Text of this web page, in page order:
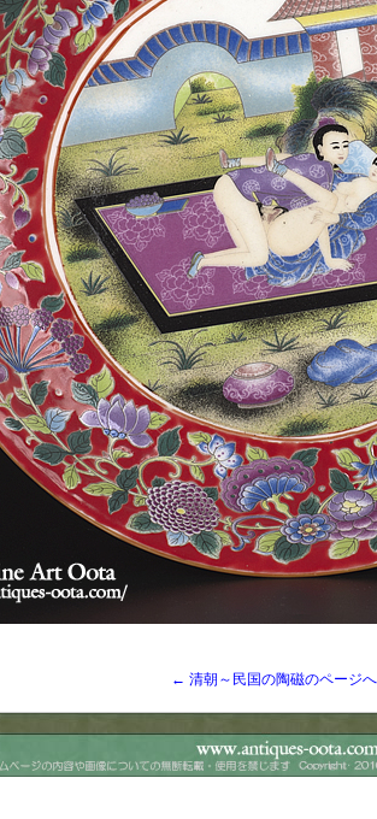
← 清朝～民国の陶磁のページ